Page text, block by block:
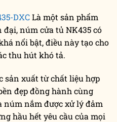
DXCLà một sản phẩm
núm cửa tủ NK435 có
nổi bật, điều này tạo cho
thu hút khó tả.
sản xuất từ chất liệu hợp
đẹp đồng hành cùng
núm nắm được xử lý đảm
hầu hết yêu cầu của mọi